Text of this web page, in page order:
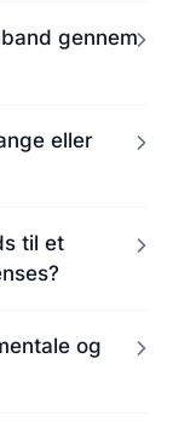
gennem
eller
til et
og